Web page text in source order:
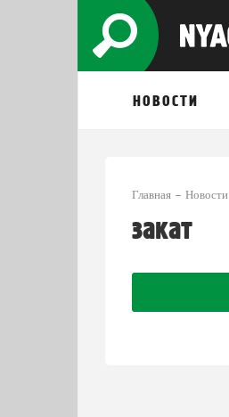
НОВОСТИ
Главная Новости
закат